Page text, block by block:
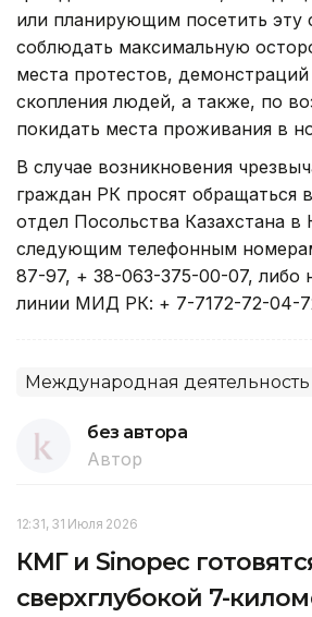
или планирующим посетить эту
соблюдать максимальную
места протестов,
скопления людей, а также, по
покидать места проживания в
В случае возникновения
граждан РК просят обращаться
отдел Посольства Казахстана в
следующим телефонным
87-97, + 38-063-375-00-07, либо
линии МИД РК: + 7-7172-72-04-
Международная деятельность
без автора
Автор
12:31, 31 Июля 2026
КМГ и Sinopec
сверхглубокой 7-